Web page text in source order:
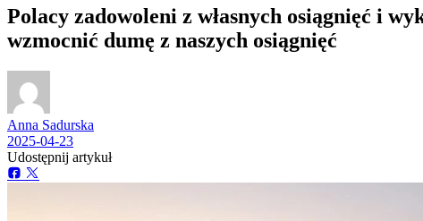
Polacy zadowoleni z własnych osiągnięć i
wzmocnić dumę z naszych osiągnięć
Anna Sadurska
2025-04-23
Udostępnij artykuł